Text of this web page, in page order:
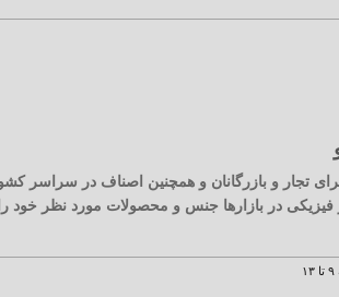
تجار و بازرگانان و همچنین اصناف در سراسر
فیزیکی در بازارها جنس و محصولات مورد نظر